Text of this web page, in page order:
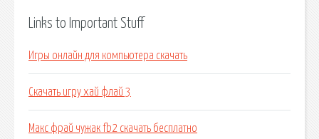
Links to Important Stuff
Игры онлайн для компьютера скачать
Скачать игру хай флай 3
Макс фрай чужак fb2 скачать бесплатно